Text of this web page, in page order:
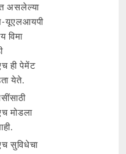
असलेल्या
यूएलआयपी
विमा
ही पेमेंट
येते.
मोडला
सुविधेचा